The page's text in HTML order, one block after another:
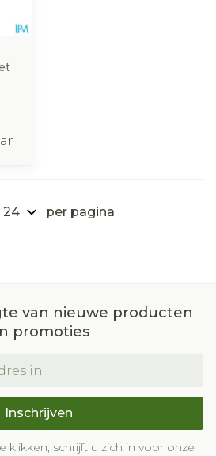
per pagina
van nieuwe producten
promoties
Inschrijven
klikken, schrijft u zich in voor onze